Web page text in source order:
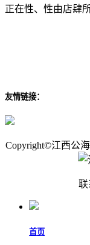
正在性、性由店肆
友情链接：
Copyright©江西公
首页